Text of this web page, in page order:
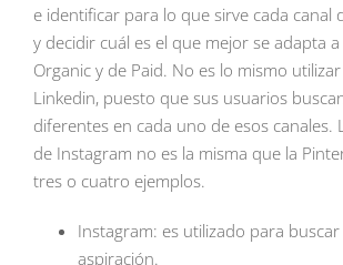
e identificar para lo que sirve cada canal
y decidir cuál es el que mejor se adapta
Organic y de Paid. No es lo mismo
Linkedin, puesto que sus usuarios
diferentes en cada uno de esos canales.
de Instagram no es la misma que la
tres o cuatro ejemplos.
Instagram: es utilizado para
aspiración.